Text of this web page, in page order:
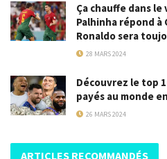
Ça chauffe dans
Palhinha répond à
Ronaldo sera
28 MARS 2024
Découvrez le top
payés au monde
26 MARS 2024
ARTICLES RECOMMANDÉS